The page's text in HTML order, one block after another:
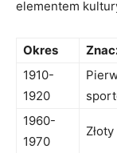
⁢elementem
Okres
1910-
1920
1960-
1970